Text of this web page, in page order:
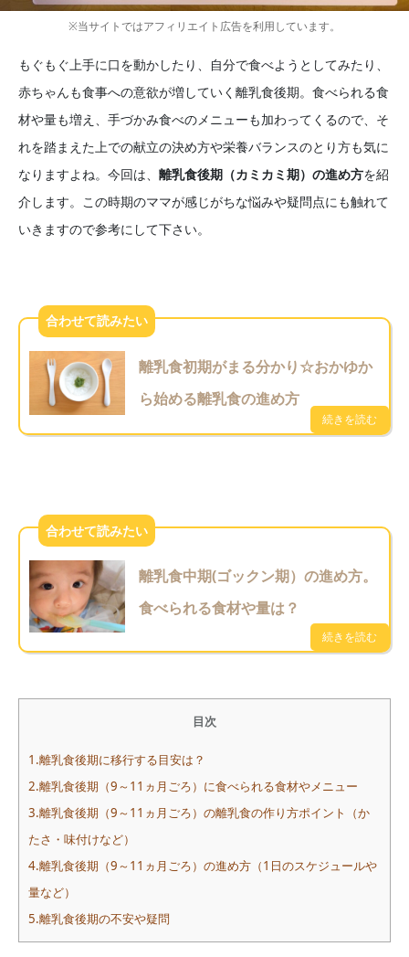
※当サイトではアフィリエイト広告を利用しています。
もぐもぐ上手に口を動かしたり、自分で食べようとしてみたり、
赤ちゃんも食事への意欲が増していく離乳食後期。食べられる食
材や量も増え、手づかみ食べのメニューも加わってくるので、そ
れを踏まえた上での献立の決め方や栄養バランスのとり方も気に
なりますよね。今回は、 離乳食後期（カミカミ期）の進め方を紹
介します。この時期のママが感じがちな悩みや疑問点にも触れて
いきますので参考にして下さい。
離乳食初期がまる分かり☆おかゆか
ら始める離乳食の進め方
離乳食中期(ゴックン期）の進め方。
食べられる食材や量は？
目次
1.離乳食後期に移行する目安は？
2.離乳食後期（9～11ヵ月ごろ）に食べられる食材やメニュー
3.離乳食後期（9～11ヵ月ごろ）の離乳食の作り方ポイント（か
たさ・味付けなど）
4.離乳食後期（9～11ヵ月ごろ）の進め方（1日のスケジュールや
量など）
5.離乳食後期の不安や疑問